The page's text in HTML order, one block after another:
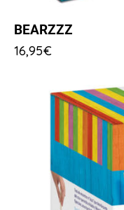
BEARZZZ
16,95€